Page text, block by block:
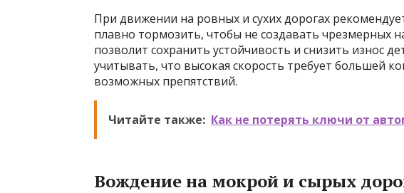
При движении на ровных и сухих дорогах
плавно тормозить, чтобы не создавать чрезмерных
позволит сохранить устойчивость и снизить износ
учитывать, что высокая скорость требует большей
возможных препятствий.
Читайте также: Как не потерять ключи от
Вождение на мокрой и сырых